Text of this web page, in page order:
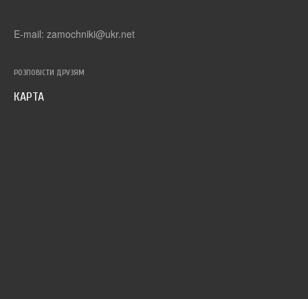
E-mail: zamochniki@ukr.net
РОЗПОВІСТИ ДРУЗЯМ
КАРТА